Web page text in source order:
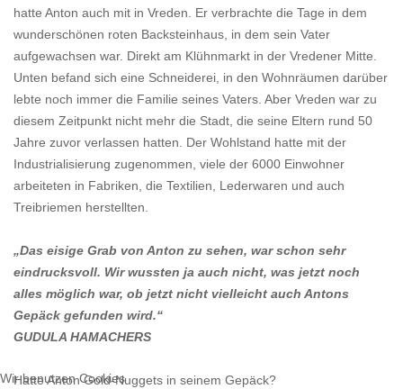
hatte Anton auch mit in Vreden. Er verbrachte die Tage in dem
wunderschönen roten Backsteinhaus, in dem sein Vater
aufgewachsen war. Direkt am Klühnmarkt in der Vredener Mitte.
Unten befand sich eine Schneiderei, in den Wohnräumen darüber
lebte noch immer die Familie seines Vaters. Aber Vreden war zu
diesem Zeitpunkt nicht mehr die Stadt, die seine Eltern rund 50
Jahre zuvor verlassen hatten. Der Wohlstand hatte mit der
Industrialisierung zugenommen, viele der 6000 Einwohner
arbeiteten in Fabriken, die Textilien, Lederwaren und auch
Treibriemen herstellten.
„Das eisige Grab von Anton zu sehen, war schon sehr
eindrucksvoll. Wir wussten ja auch nicht, was jetzt noch
alles möglich war, ob jetzt nicht vielleicht auch Antons
Gepäck gefunden wird.“
GUDULA HAMACHERS
Hatte Anton Gold-Nuggets in seinem Gepäck?
Wir benutzen Cookies